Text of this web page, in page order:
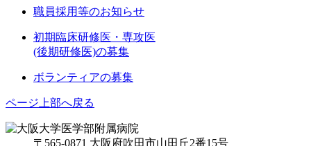
職員採用等のお知らせ
初期臨床研修医・専攻医
(後期研修医)の募集
ボランティアの募集
ページ上部へ戻る
〒565-0871 大阪府吹田市山田丘2番15号